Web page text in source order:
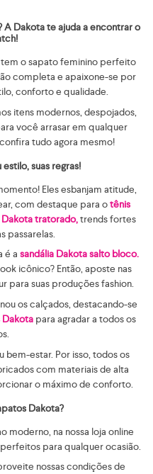
Dakota te ajuda a encontrar o
tem o sapato feminino perfeito
completa e apaixone-se por
conforto e qualidade.
itens modernos, despojados,
você arrasar em qualquer
tudo agora mesmo!
suas regras!
Eles esbanjam atitude,
com destaque para otênis
tratorado,trends fortes
passarelas.
é a sandália Dakota salto bloco.
icônico? Então, aposte nas
para suas produções fashion.
os calçados, destacando-se
Dakotapara agradar a todos os
estar. Por isso, todos os
com materiais de alta
o máximo de conforto.
Dakota?
moderno, na nossa loja online
para qualquer ocasião.
nossas condições de